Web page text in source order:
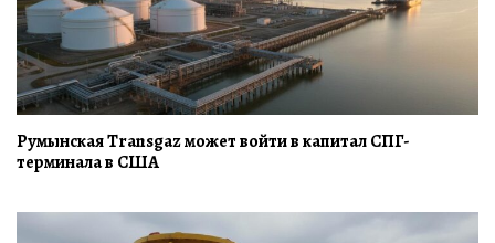
Румынская Transgaz может войти в капитал СПГ-
терминала в США